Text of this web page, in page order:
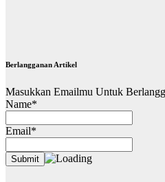
Berlangganan Artikel
Masukkan Emailmu Untuk
Name*
Email*